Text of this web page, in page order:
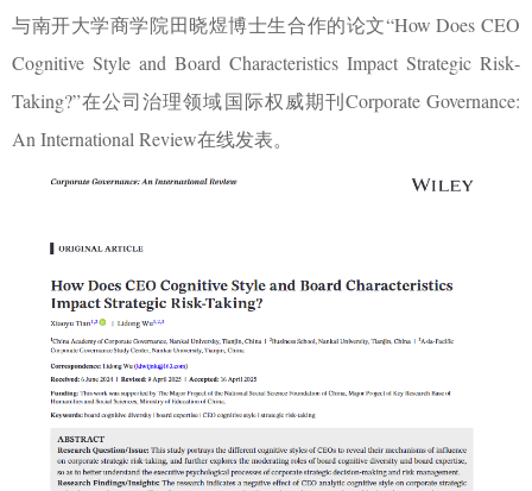
与南开大学商学院田晓煜博士生合作的论文“How Does CEO
Cognitive Style and Board Characteristics Impact Strategic Risk‐
Taking?”在公司治理领域国际权威期刊Corporate Governance:
An International Review在线发表。